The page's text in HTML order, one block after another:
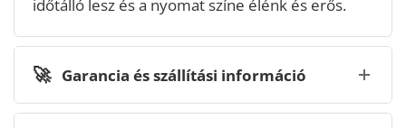
időtálló lesz és a nyomat színe élénk és erős.
🚀 Garancia és szállítási információ